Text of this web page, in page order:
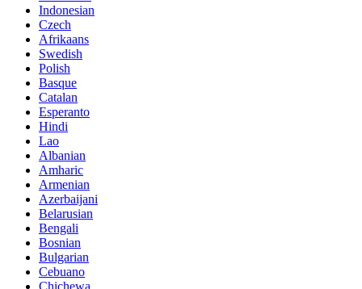
Indonesian
Czech
Afrikaans
Swedish
Polish
Basque
Catalan
Esperanto
Hindi
Lao
Albanian
Amharic
Armenian
Azerbaijani
Belarusian
Bengali
Bosnian
Bulgarian
Cebuano
Chichewa